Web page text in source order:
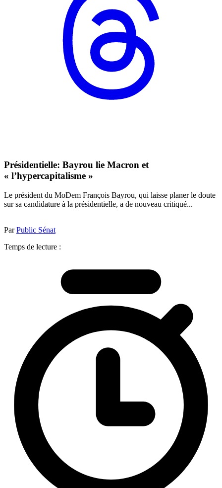
Présidentielle: Bayrou lie Macron et
« l’hypercapitalisme »
Le président du MoDem François Bayrou, qui laisse planer le doute
sur sa candidature à la présidentielle, a de nouveau critiqué...
ParPublic Sénat
Temps de lecture :